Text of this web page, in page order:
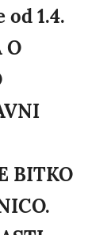
1.4.
O
BITKO